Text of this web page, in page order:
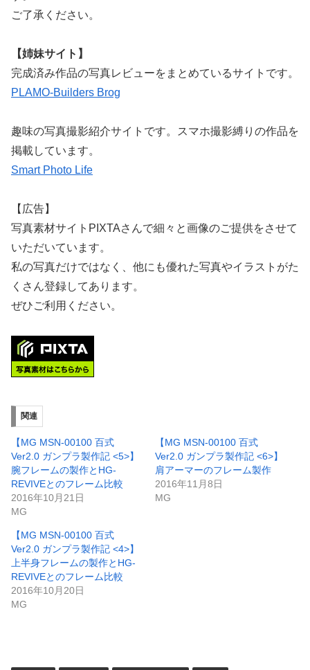
ご了承ください。
【姉妹サイト】
完成済み作品の写真レビューをまとめているサイトです。
PLAMO-Builders Brog
趣味の写真撮影紹介サイトです。スマホ撮影縛りの作品を
掲載しています。
Smart Photo Life
【広告】
写真素材サイトPIXTAさんで細々と画像のご提供をさせて
いただいています。
私の写真だけではなく、他にも優れた写真やイラストがた
くさん登録してあります。
ぜひご利用ください。
関連
【MG MSN-00100 百式
Ver2.0 ガンプラ製作記 <5>】
腕フレームの製作とHG-
REVIVEとのフレーム比較
2016年10月21日
MG
【MG MSN-00100 百式
Ver2.0 ガンプラ製作記 <6>】
肩アーマーのフレーム製作
2016年11月8日
MG
【MG MSN-00100 百式
Ver2.0 ガンプラ製作記 <4>】
上半身フレームの製作とHG-
REVIVEとのフレーム比較
2016年10月20日
MG